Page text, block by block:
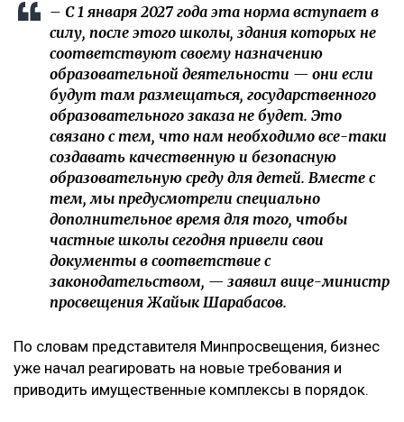
– С 1 января 2027 года эта норма вступает в
силу, после этого школы, здания которых не
соответствуют своему назначению
образовательной деятельности — они если
будут там размещаться, государственного
образовательного заказа не будет. Это
связано с тем, что нам необходимо все-таки
создавать качественную и безопасную
образовательную среду для детей. Вместе с
тем, мы предусмотрели специально
дополнительное время для того, чтобы
частные школы сегодня привели свои
документы в соответствие с
законодательством, — заявил вице-министр
просвещения Жайык Шарабасов.
По словам представителя Минпросвещения, бизнес
уже начал реагировать на новые требования и
приводить имущественные комплексы в порядок.